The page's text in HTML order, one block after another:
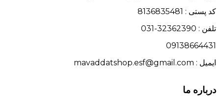
کد پستی : 8136835481
تلفن : 32362390-031
09138664431
ایمیل : mavaddatshop.esf@gmail.com
درباره ما